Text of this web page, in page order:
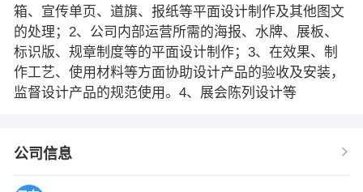
箱、宣传单页、道旗、报纸等平面设计制作及其他图文
的处理；2、公司内部运营所需的海报、水牌、展板、
标识版、规章制度等的平面设计制作；3、在效果、制
作工艺、使用材料等方面协助设计产品的验收及安装，
监督设计产品的规范使用。4、展会陈列设计等
公司信息